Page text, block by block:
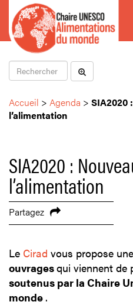
Accueil > Agenda > SIA2020
l’alimentation
SIA2020 :
l’alimentation
Partagez
Le Cirad vous propose
ouvragesqui viennent de
soutenus par la Chaire
monde .